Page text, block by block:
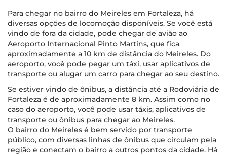
Para chegar no bairro do Meireles em Fortaleza, há
diversas opções de locomoção disponíveis. Se você está
vindo de fora da cidade, pode chegar de avião ao
Aeroporto Internacional Pinto Martins, que fica
aproximadamente a 10 km de distância do Meireles. Do
aeroporto, você pode pegar um táxi, usar aplicativos de
transporte ou alugar um carro para chegar ao seu destino.
Se estiver vindo de ônibus, a distância até a Rodoviária de
Fortaleza é de aproximadamente 8 km. Assim como no
caso do aeroporto, você pode usar táxis, aplicativos de
transporte ou ônibus para chegar ao Meireles.
O bairro do Meireles é bem servido por transporte
público, com diversas linhas de ônibus que circulam pela
região e conectam o bairro a outros pontos da cidade. Há